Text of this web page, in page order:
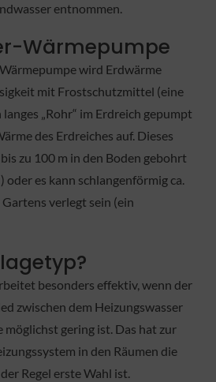
entnommen.
Wärmepumpe
wird Erdwärme
mit Frostschutzmittel (eine
langes „Rohr“ im Erdreich gepumpt
des Erdreiches auf. Dieses
zu 100 m in den Boden gebohrt
oder es kann schlangenförmig ca.
verlegt sein (ein
besonders effektiv, wenn der
zwischen dem Heizungswasser
möglichst gering ist. Das hat zur
in den Räumen die
Regel erste Wahl ist.